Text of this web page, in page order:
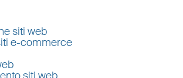
siti web
e-commerce